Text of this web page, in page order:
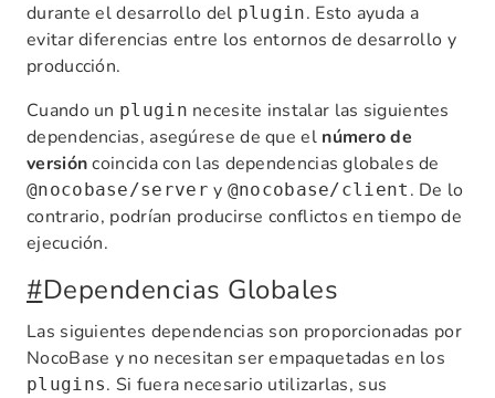
durante el desarrollo del plugin. Esto ayuda a
evitar diferencias entre los entornos de desarrollo y
producción.
Cuando un plugin necesite instalar las siguientes
dependencias, asegúrese de que el número de
versióncoincida con las dependencias globales de
@nocobase/server y @nocobase/client . De lo
contrario, podrían producirse conflictos en tiempo de
ejecución.
#Dependencias Globales
Las siguientes dependencias son proporcionadas por
NocoBase y no necesitan ser empaquetadas en los
plugins. Si fuera necesario utilizarlas, sus